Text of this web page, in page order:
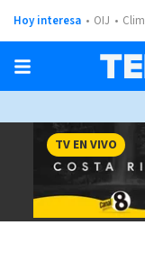
Hoy interesa OIJ
TV EN VIVO